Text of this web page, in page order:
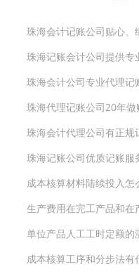
珠海会计记账公司贴心、
珠海记账会计公司提供专
珠海会计公司专业代理记
珠海代理记账公司20年做
珠海会计代理公司有正规
珠海记账公司优质记账服
成本核算材料陆续投入怎
生产费用在完工产品和在
单位产品人工工时定额的
成本核算工序和分步法有